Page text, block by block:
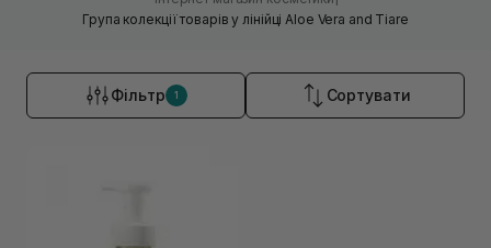
Група колекції товарів у лінійці Aloe Vera and Tiare
Фільтр 1 Сортувати